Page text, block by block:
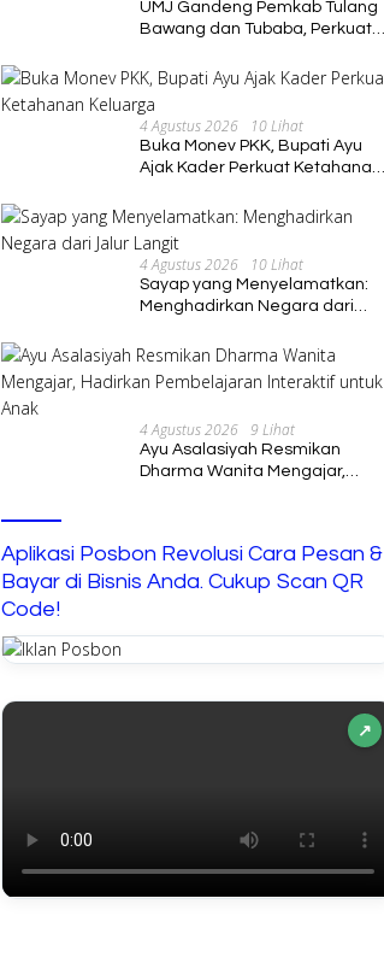
UMJ Gandeng Pemkab Tulang
Bawang dan Tubaba, Perkuat
Pengembangan SDM
4 Agustus 2026 10 Lihat
Buka Monev PKK, Bupati Ayu
Ajak Kader Perkuat Ketahanan
4 Agustus 2026 10 Lihat
Sayap yang Menyelamatkan:
Menghadirkan Negara dari
4 Agustus 2026 9 Lihat
Ayu Asalasiyah Resmikan
Dharma Wanita Mengajar,
Aplikasi Posbon Revolusi Cara Pesan &
Bayar di Bisnis Anda. Cukup Scan QR
Code!
↗